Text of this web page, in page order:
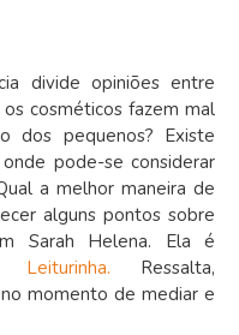
divide opiniões entre
cosméticos fazem mal
dos pequenos? Existe
pode-se considerar
a melhor maneira de
alguns pontos sobre
Sarah Helena. Ela é
Leiturinha.
Ressalta,
momento de mediar e